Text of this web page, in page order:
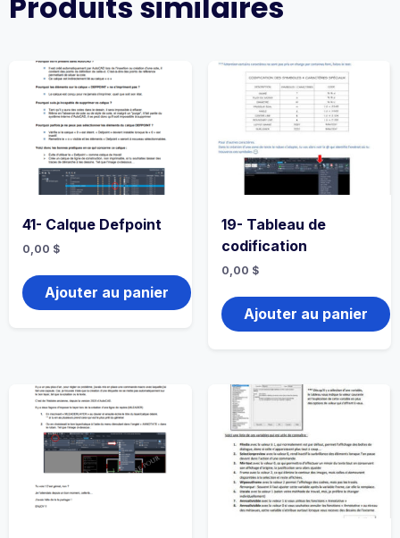
41- Calque Defpoint
0,00 $
Ajouter au panier
19- Tableau de
codification
0,00 $
Ajouter au panier